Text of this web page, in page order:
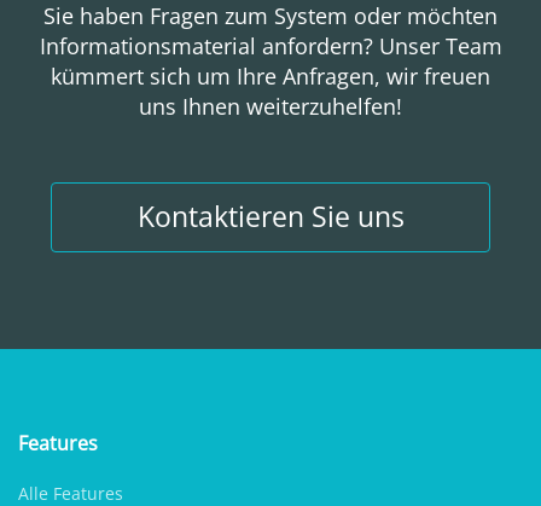
Sie haben Fragen zum System oder möchten
Informationsmaterial anfordern? Unser Team
kümmert sich um Ihre Anfragen, wir freuen
uns Ihnen weiterzuhelfen!
Kontaktieren Sie uns
Features
Alle Features